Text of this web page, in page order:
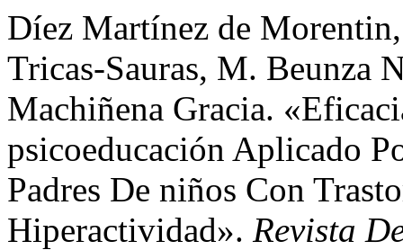
Díez Martínez de
Tricas-Sauras, M. Beunza
Machiñena Gracia.
psicoeducación Aplicado
Padres De niños Con
Hiperactividad». Revista